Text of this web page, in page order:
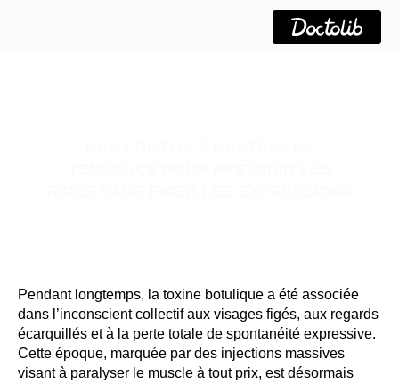
Pendant longtemps, la toxine botulique a été associée
dans l’inconscient collectif aux visages figés, aux regards
écarquillés et à la perte totale de spontanéité expressive.
Cette époque, marquée par des injections massives
visant à paralyser le muscle à tout prix, est désormais